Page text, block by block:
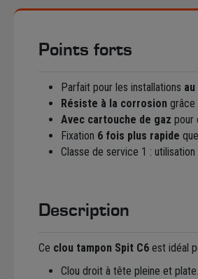
Points forts
Parfait pour les installations
Résiste à la corrosion grâce
Avec cartouche de gaz pour
Fixation 6 fois plus rapide
Classe de service 1 :
Description
Ce clou tampon Spit C6 est idéal
Clou droit à tête pleine et plate.